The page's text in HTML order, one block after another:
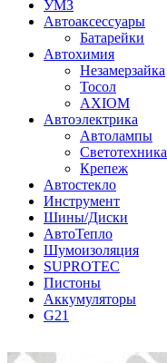
УМЗ
Автоаксессуары
Батарейки
Автохимия
Незамерзайка
Тосол
AXIOM
Автоэлектрика
Автолампы
Светотехника
Крепеж
Автостекло
Инструмент
Шины/Диски
АвтоТепло
Шумоизоляция
SUPROTEC
Пистоны
Аккумуляторы
G21